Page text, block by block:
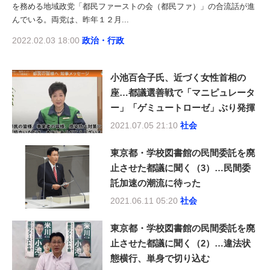
を務める地域政党「都民ファーストの会（都民ファ）」の合流話が進
んでいる。両党は、昨年１２月...
2022.02.03 18:00 政治・行政
小池百合子氏、近づく女性首相の
座…都議選善戦で「マニピュレータ
ー」「ゲミュートローゼ」ぶり発揮
2021.07.05 21:10 社会
東京都・学校図書館の民間委託を廃
止させた都議に聞く（3）…民間委
託加速の潮流に待った
2021.06.11 05:20 社会
東京都・学校図書館の民間委託を廃
止させた都議に聞く（2）…違法状
態横行、単身で切り込む